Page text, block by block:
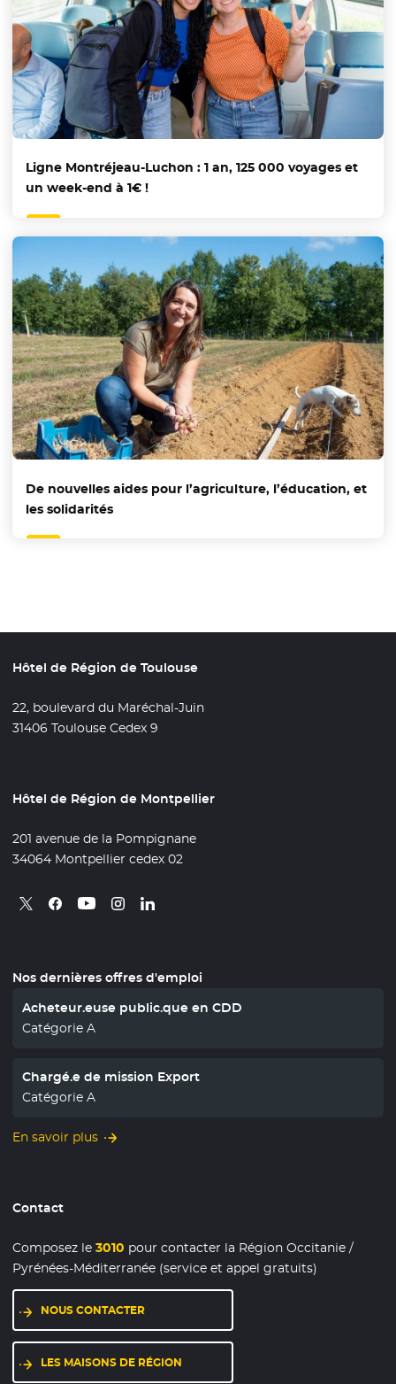
Ligne Montréjeau-Luchon : 1 an, 125 000 voyages et
un week-end à 1€ !
De nouvelles aides pour l’agriculture, l’éducation, et
les solidarités
Hôtel de Région de Toulouse
22, boulevard du Maréchal-Juin
31406 Toulouse Cedex 9
Hôtel de Région de Montpellier
201 avenue de la Pompignane
34064 Montpellier cedex 02
Retrouvez nous sur X
- Nouvelle fenêtre
Retrouvez nous sur Facebook
- Nouvelle fenêtre
Retrouvez nous sur Youtube
- Nouvelle fenêtre
Retrouvez nous sur Instagram
- Nouvelle fenêtre
Retrouvez nous sur Linkedin
- Nouvelle fenêtre
Nos dernières offres d'emploi
Acheteur.euse public.que en CDD
Catégorie A
Chargé.e de mission Export
Catégorie A
En savoir plus
Contact
Composez le3010 pour contacter la Région Occitanie /
Pyrénées-Méditerranée (service et appel gratuits)
NOUS CONTACTER
LES MAISONS DE RÉGION